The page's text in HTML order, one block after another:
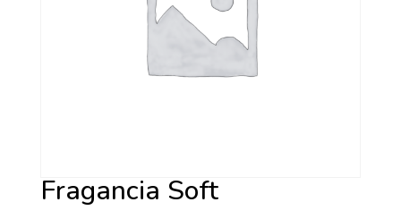
Fragancia Soft